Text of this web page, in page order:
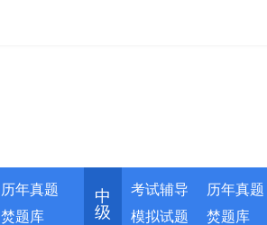
历年真题
焚题库
中
级
考试辅导
历年真题
模拟试题
焚题库